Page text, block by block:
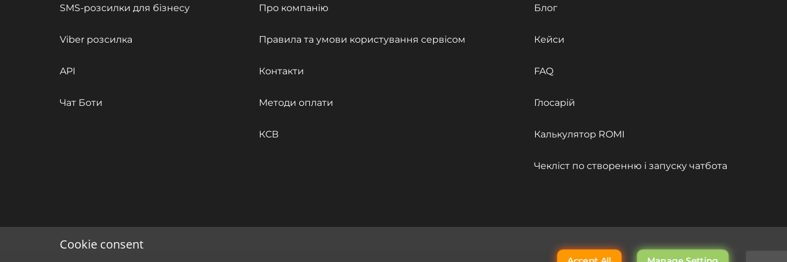
SMS-розсилки для бізнесу
Viber розсилка
API
Чат Боти
Про компанію
Правила та умови користування сервісом
Контакти
Методи оплати
КСВ
Блог
Кейси
FAQ
Глосарій
Калькулятор ROMI
Чекліст по створенню і запуску чатбота
Cookie consent